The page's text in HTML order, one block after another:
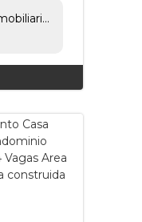
Ltda
HmPolo Consultoria Imobiliaria E Empreendimentos Ltda